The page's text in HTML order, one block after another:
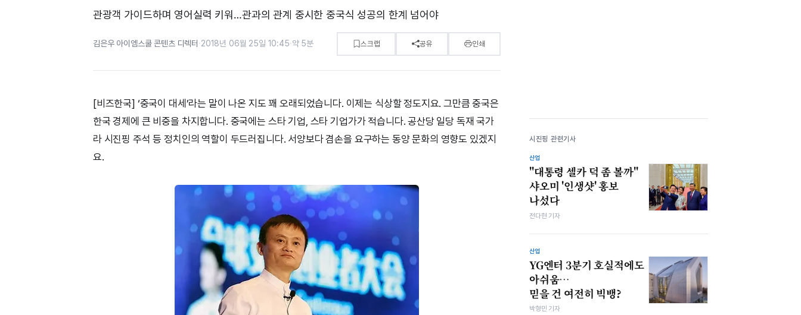
관광객 가이드하며 영어실력 키워…관과의 관계 중시한 중국식 성공의 한계 넘어야
김은우 아이엠스쿨 콘텐츠 디렉터 ·2018년 06월 25일 10:45·약 5분 스크랩 공유 인쇄
[비즈한국] ‘중국이 대세’라는 말이 나온 지도 꽤 오래되었습니다. 이제는 식상할 정도지요. 그만큼 중국은
한국 경제에 큰 비중을 차지합니다. 중국에는 스타 기업, 스타 기업가가 적습니다. 공산당 일당 독재 국가
라 시진핑 주석 등 정치인의 역할이 두드러집니다. 서양보다 겸손을 요구하는 동양 문화의 영향도 있겠지
요.
시진핑 관련기사
산업
"대통령 셀카 덕 좀 볼까"
샤오미 '인생샷' 홍보
나섰다
전다현 기자
산업
YG엔터 3분기 호실적에도
아쉬움…
믿을 건 여전히 빅뱅?
박형민 기자